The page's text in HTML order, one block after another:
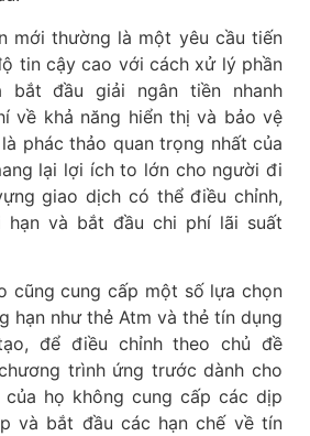
mới thường là một yêu cầu tiến
tin cậy cao với cách xử lý phần
bắt đầu giải ngân tiền nhanh
về khả năng hiển thị và bảo vệ
phác thảo quan trọng nhất của
lại lợi ích to lớn cho người đi
giao dịch có thể điều chỉnh,
và bắt đầu chi phí lãi suất
cũng cung cấp một số lựa chọn
hạn như thẻ Atm và thẻ tín dụng
để điều chỉnh theo chủ đề
trình ứng trước dành cho
họ không cung cấp các dịp
và bắt đầu các hạn chế về tín